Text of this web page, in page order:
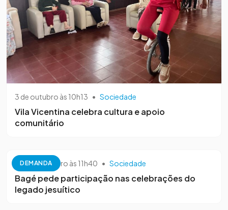
3 de outubro às 10h13 • Sociedade
Vila Vicentina celebra cultura e apoio
comunitário
DEMANDA
26 de setembro às 11h40 • Sociedade
Bagé pede participação nas celebrações do
legado jesuítico